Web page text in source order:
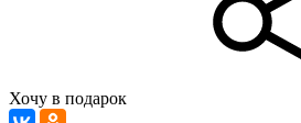
Хочу в подарок